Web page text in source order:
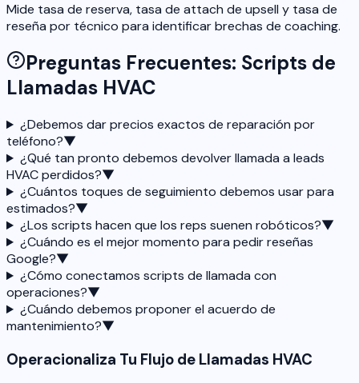
Mide tasa de reserva, tasa de attach de upsell y tasa de
reseña por técnico para identificar brechas de coaching.
Preguntas Frecuentes: Scripts de
Llamadas HVAC
¿Debemos dar precios exactos de reparación por
teléfono?▼
¿Qué tan pronto debemos devolver llamada a leads
HVAC perdidos?▼
¿Cuántos toques de seguimiento debemos usar para
estimados?▼
¿Los scripts hacen que los reps suenen robóticos?▼
¿Cuándo es el mejor momento para pedir reseñas
Google?▼
¿Cómo conectamos scripts de llamada con
operaciones?▼
¿Cuándo debemos proponer el acuerdo de
mantenimiento?▼
Operacionaliza Tu Flujo de Llamadas HVAC